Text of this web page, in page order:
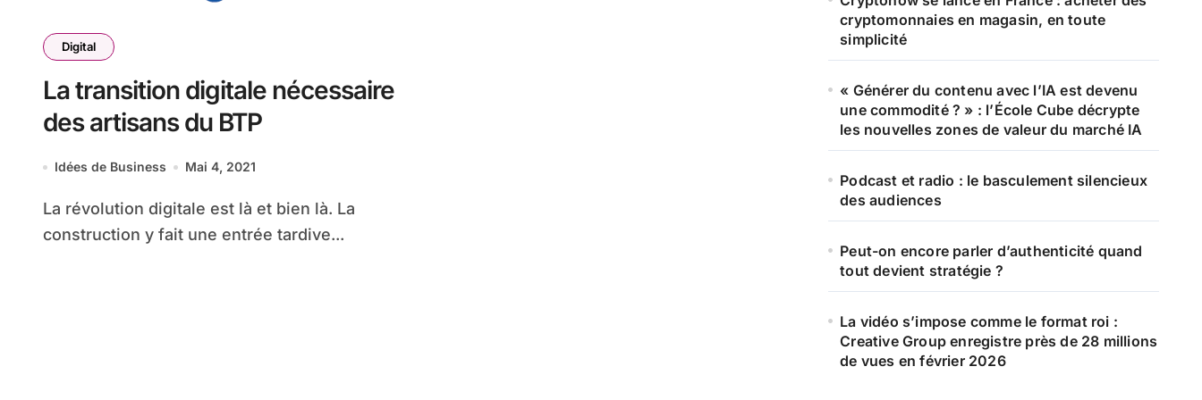
Digital
La transition digitale nécessaire
des artisans du BTP
Idées de Business Mai 4, 2021
La révolution digitale est là et bien là. La
construction y fait une entrée tardive...
cryptomonnaies en magasin, en toute
simplicité
« Générer du contenu avec l’IA est devenu
une commodité ? » : l’École Cube décrypte
les nouvelles zones de valeur du marché IA
Podcast et radio : le basculement silencieux
des audiences
Peut-on encore parler d’authenticité quand
tout devient stratégie ?
La vidéo s’impose comme le format roi :
Creative Group enregistre près de 28 millions
de vues en février 2026